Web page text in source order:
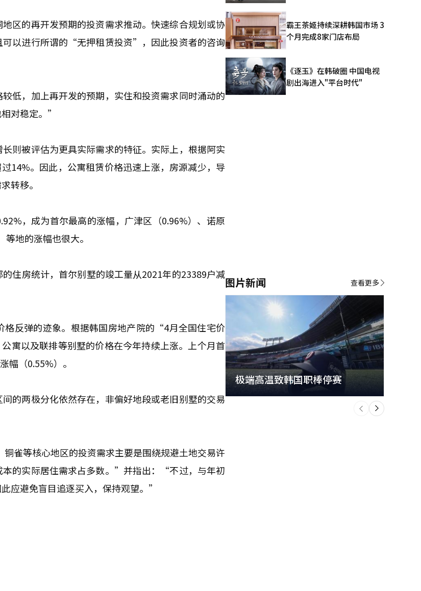
区的再开发预期的投资需求推动。快速综合规划或协
以进行所谓的“无押租赁投资”，因此投资者的咨询
低，加上再开发的预期，实住和投资需求同时涌动的
对稳定。”
则被评估为更具实际需求的特征。实际上，根据阿实
14%。因此，公寓租赁价格迅速上涨，房源减少，导
转移。
，成为首尔最高的涨幅，广津区（0.96%）、诺原
地的涨幅也很大。
住房统计，首尔别墅的竣工量从2021年的23389户减
反弹的迹象。根据韩国房地产院的“4月全国住宅价
寓以及联排等别墅的价格在今年持续上涨。上个月首
幅（0.55%）。
的两极分化依然存在，非偏好地段或老旧别墅的交易
雀等核心地区的投资需求主要是围绕规避土地交易许
的实际居住需求占多数。”并指出：“不过，与年初
应避免盲目追逐买入，保持观望。”
霸王茶姬持续深耕韩国市场 3
个月完成8家门店布局
《逐玉》在韩破圈 中国电视
剧出海进入"平台时代"
图片新闻
极端高温致韩国职棒停赛
下
一
个
查看更多